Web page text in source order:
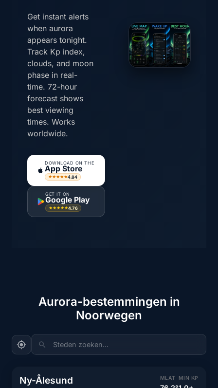
Get instant alerts
when aurora
appears tonight.
Track Kp index,
clouds, and moon
phase in real-
time. 72-hour
forecast shows
best viewing
times. Works
worldwide.
DOWNLOAD ON THE
App Store
★★★★★4.84
GET IT ON
Google Play
★★★★★4.76
Aurora-bestemmingen in
Noorwegen
Steden zoeken...
Ny-Ålesund MLAT MIN KP